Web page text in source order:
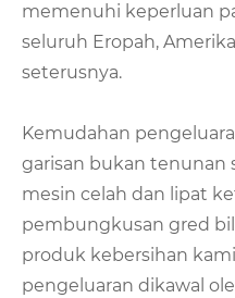
memenuhi keperluan
seluruh Eropah,
seterusnya.
Kemudahan
garisan bukan tenunan
mesin celah dan lipat
pembungkusan gred
produk kebersihan
pengeluaran dikawal